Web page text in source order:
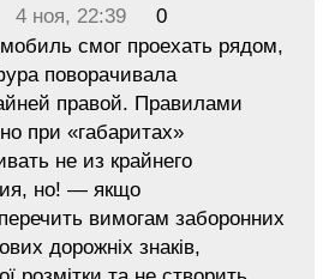
4 ноя, 22:39
0
смог проехать рядом,
поворачивала
правой. Правилами
при «габаритах»
не из крайнего
но! — якщо
вимогам заборонних
дорожніх знаків,